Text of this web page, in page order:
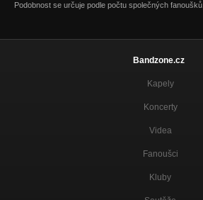
Podobnost se určuje podle počtu společných fanoušků.
Bandzone.cz
Kapely
Koncerty
Videa
Fanoušci
Kluby